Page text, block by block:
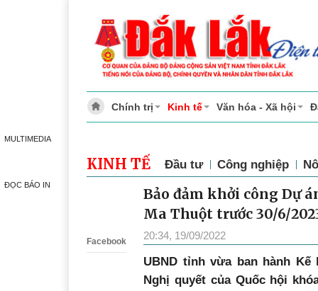
MULTIMEDIA
ĐỌC BÁO IN
Chính trị Kinh tế Văn hóa - Xã hội
KINH TẾ Đầu tư Công nghiệp
Facebook
Bảo đảm khởi công Dự
Ma Thuột trước 30/6/
20:34, 19/09/2022
UBND tỉnh vừa ban hành Kế
Nghị quyết của Quốc hội